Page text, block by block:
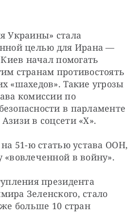
Украины» стала
целью для Ирана —
начал помогать
странам противостоять
«шахедов». Такие угрозы
комиссии по
в парламенте
в соцсети «Х».
на 51-ю статью устава ООН,
«вовлеченной в войну».
президента
Зеленского, стало
больше 10 стран